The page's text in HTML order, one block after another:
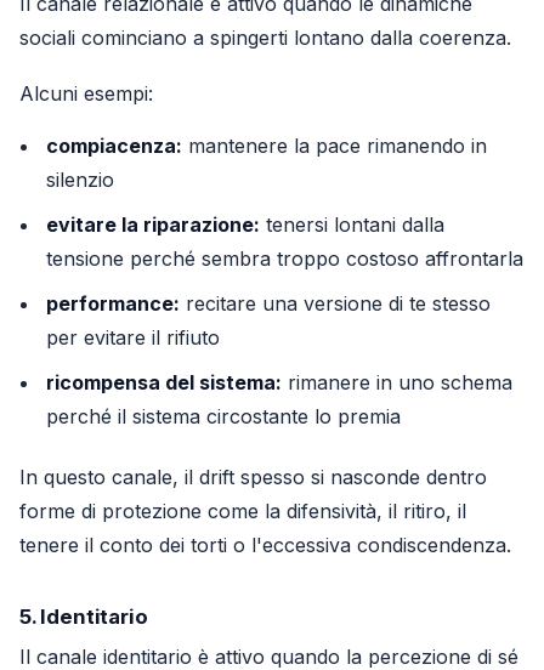
sociali cominciano a spingerti lontano dalla coerenza.
Alcuni esempi:
compiacenza: mantenere la pace rimanendo in
silenzio
evitare la riparazione: tenersi lontani dalla
tensione perché sembra troppo costoso affrontarla
performance: recitare una versione di te stesso
per evitare il rifiuto
ricompensa del sistema: rimanere in uno schema
perché il sistema circostante lo premia
In questo canale, il drift spesso si nasconde dentro
forme di protezione come la difensività, il ritiro, il
tenere il conto dei torti o l'eccessiva condiscendenza.
5. Identitario
Il canale identitario è attivo quando la percezione di sé